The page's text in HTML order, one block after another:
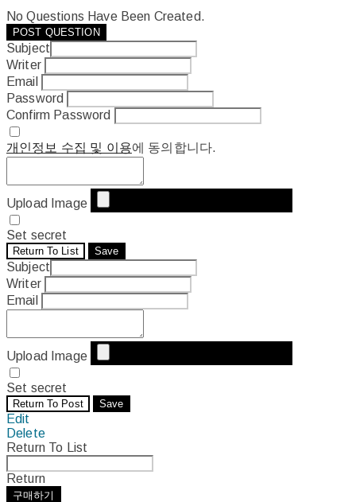
No Questions Have Been Created.
POST QUESTION
Subject
Writer
Email
Password
Confirm Password
개인정보 수집 및 이용에 동의합니다.
Upload Image
Set secret
Return To List Save
Subject
Writer
Email
Upload Image
Set secret
Return To Post Save
Edit
Delete
Return To List
Return
구매하기